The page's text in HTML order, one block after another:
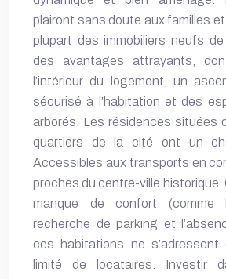
plairont sans doute aux familles
plupart des immobiliers neufs
des avantages attrayants,
l’intérieur du logement, un
sécurisé à l’habitation et des
arborés. Les résidences situées
quartiers de la cité ont un
Accessibles aux transports en
proches du centre-ville historique.
manque de confort (comme
recherche de parking et
ces habitations ne s’adressent
limité de locataires. Investir